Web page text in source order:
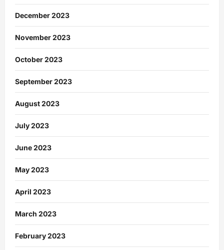
December 2023
November 2023
October 2023
September 2023
August 2023
July 2023
June 2023
May 2023
April 2023
March 2023
February 2023